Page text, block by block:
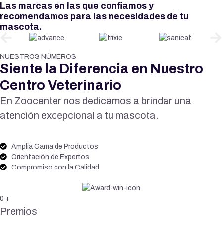
Las marcas en las que confiamos y
recomendamos para las necesidades de tu
mascota.
NUESTROS NÚMEROS
Siente la Diferencia en Nuestro
Centro Veterinario
En Zoocenter nos dedicamos a brindar una
atención excepcional a tu mascota.
Amplia Gama de Productos
Orientación de Expertos
Compromiso con la Calidad
0 +
Premios